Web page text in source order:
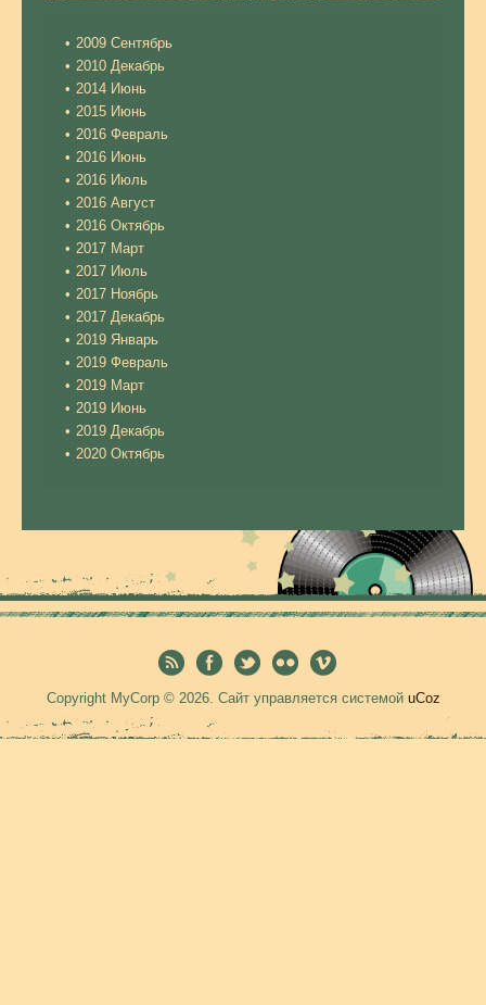
2009 Сентябрь
2010 Декабрь
2014 Июнь
2015 Июнь
2016 Февраль
2016 Июнь
2016 Июль
2016 Август
2016 Октябрь
2017 Март
2017 Июль
2017 Ноябрь
2017 Декабрь
2019 Январь
2019 Февраль
2019 Март
2019 Июнь
2019 Декабрь
2020 Октябрь
Copyright MyCorp © 2026. Сайт управляется системой uCoz